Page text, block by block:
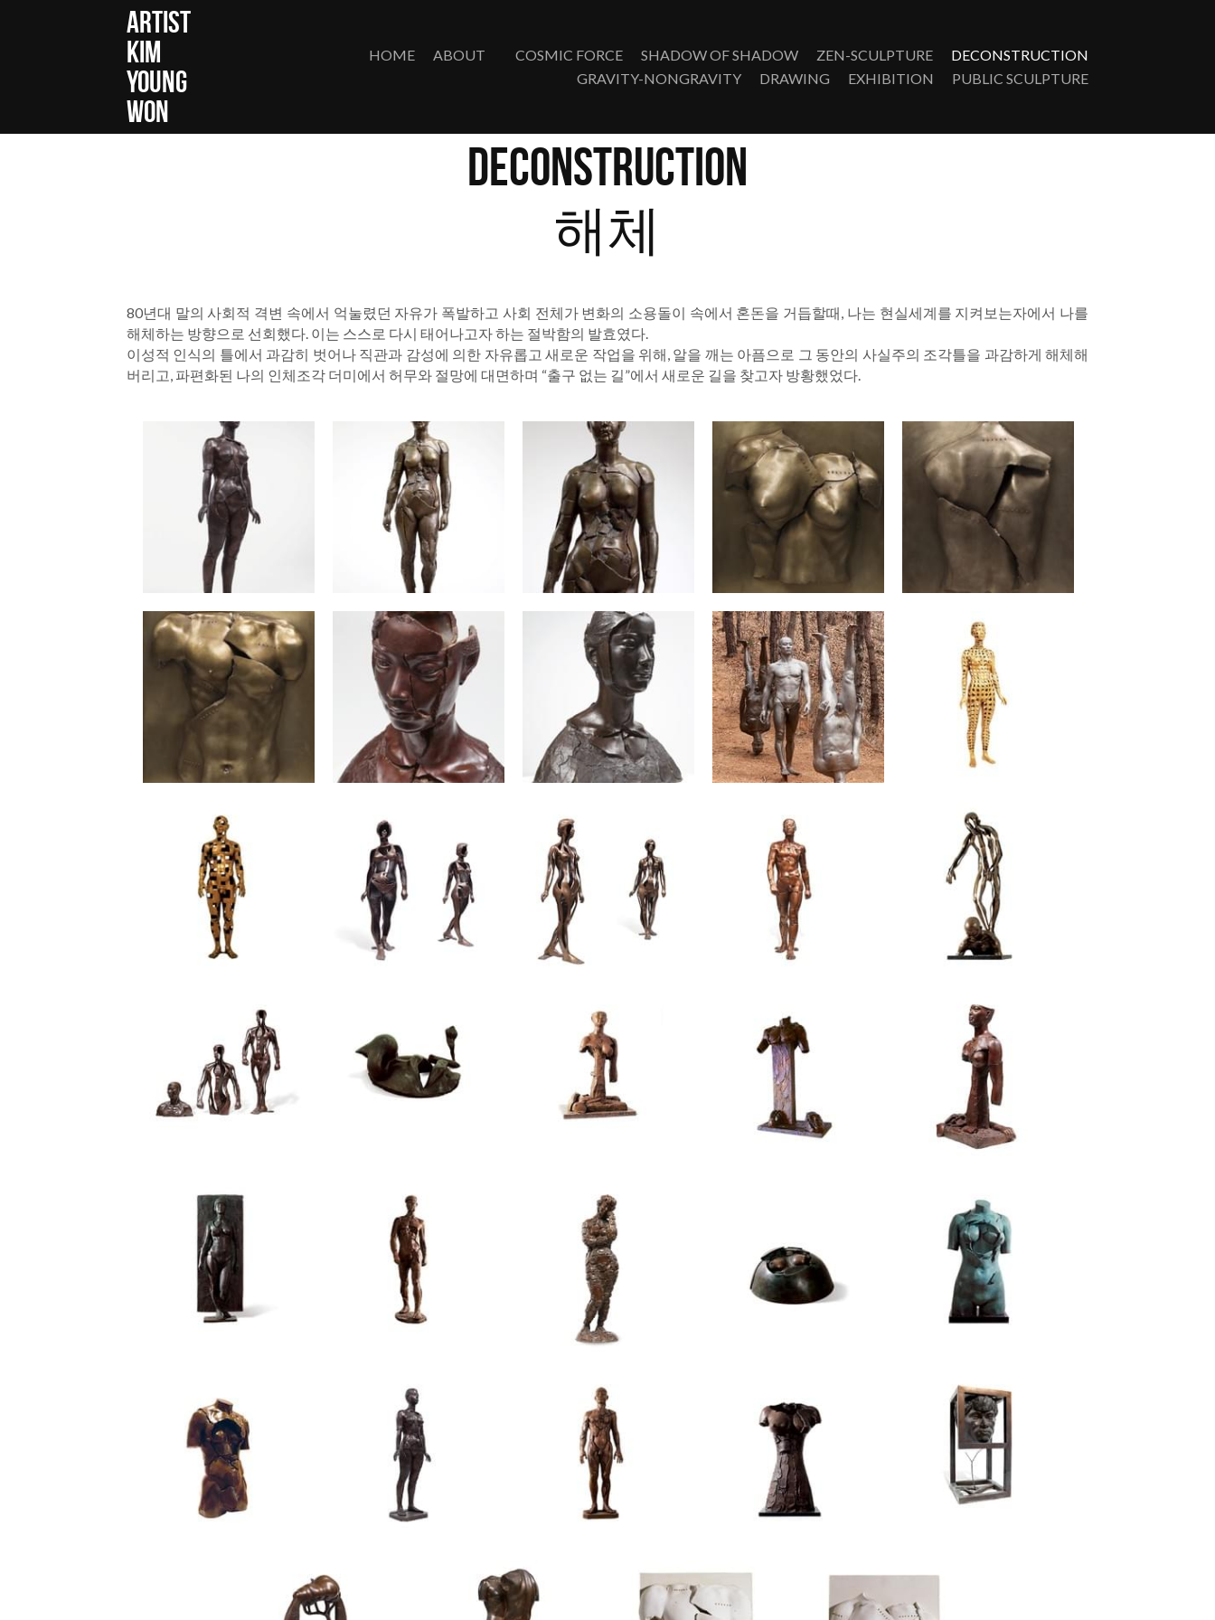
ARTIST
KIM
YOUNG
WON
HOME ABOUT COSMIC FORCE SHADOW OF SHADOW ZEN-SCULPTURE
DECONSTRUCTION
GRAVITY-NONGRAVITY
DRAWING EXHIBITION PUBLIC SCULPTURE
deconstruction
해체
80년대 말의 사회적 격변 속에서 억눌렸던 자유가 폭발하고 사회 전체가 변화의 소용돌이 속에서 혼돈을 거듭할때, 나는 현실세계를 지켜보는자에서 나를
해체하는 방향으로 선회했다. 이는 스스로 다시 태어나고자 하는 절박함의 발효였다.
이성적 인식의 틀에서 과감히 벗어나 직관과 감성에 의한 자유롭고 새로운 작업을 위해, 알을 깨는 아픔으로 그 동안의 사실주의 조각틀을 과감하게 해체해
버리고, 파편화된 나의 인체조각 더미에서 허무와 절망에 대면하며 “출구 없는 길”에서 새로운 길을 찾고자 방황했었다.